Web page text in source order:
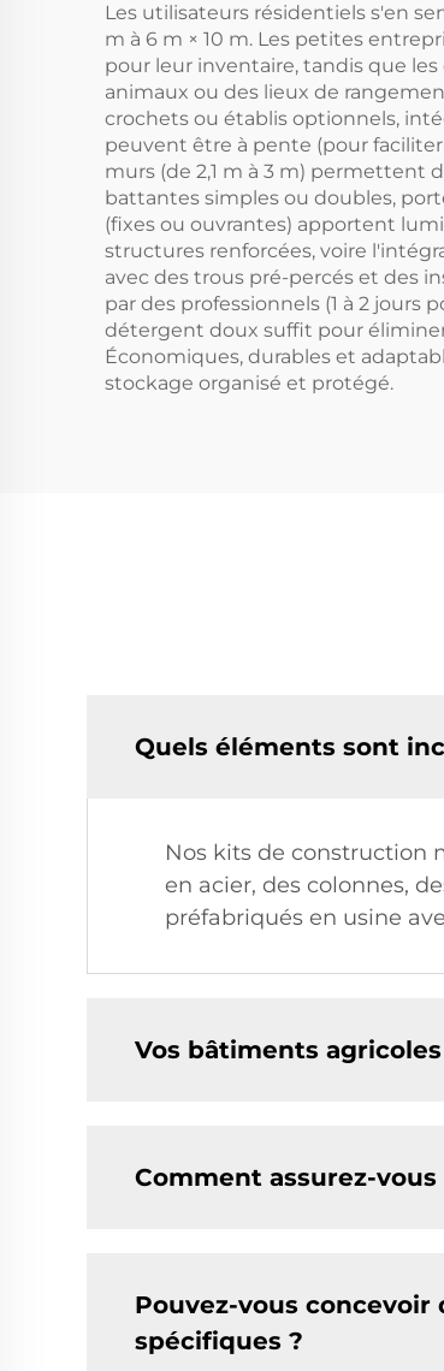
Les utilisateurs résidentiels s'en
m à 6 m × 10 m. Les petites
pour leur inventaire, tandis que
animaux ou des lieux de
crochets ou établis optionnels,
peuvent être à pente (pour
murs (de 2,1 m à 3 m) permettent
battantes simples ou doubles,
(fixes ou ouvrantes) apportent
structures renforcées, voire
avec des trous pré-percés et des
par des professionnels (1 à 2
détergent doux suffit pour
Économiques, durables et
stockage organisé et protégé.
Quels éléments sont
Nos kits de construction
en acier, des colonnes,
préfabriqués en usine
Vos bâtiments
Comment assurez-
Pouvez-vous
spécifiques ?